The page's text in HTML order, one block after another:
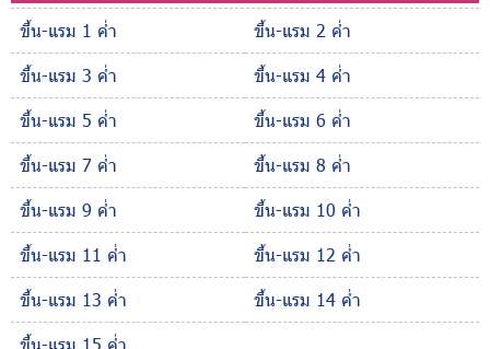
ขึ้น-แรม 1 ค่ำ
ขึ้น-แรม 2 ค่ำ
ขึ้น-แรม 3 ค่ำ
ขึ้น-แรม 4 ค่ำ
ขึ้น-แรม 5 ค่ำ
ขึ้น-แรม 6 ค่ำ
ขึ้น-แรม 7 ค่ำ
ขึ้น-แรม 8 ค่ำ
ขึ้น-แรม 9 ค่ำ
ขึ้น-แรม 10 ค่ำ
ขึ้น-แรม 11 ค่ำ
ขึ้น-แรม 12 ค่ำ
ขึ้น-แรม 13 ค่ำ
ขึ้น-แรม 14 ค่ำ
ขึ้น-แรม 15 ค่ำ